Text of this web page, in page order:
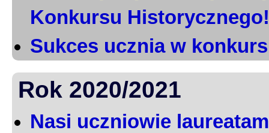
Konkursu Historycznego!
Sukces ucznia w
Rok 2020/2021
Nasi uczniowie